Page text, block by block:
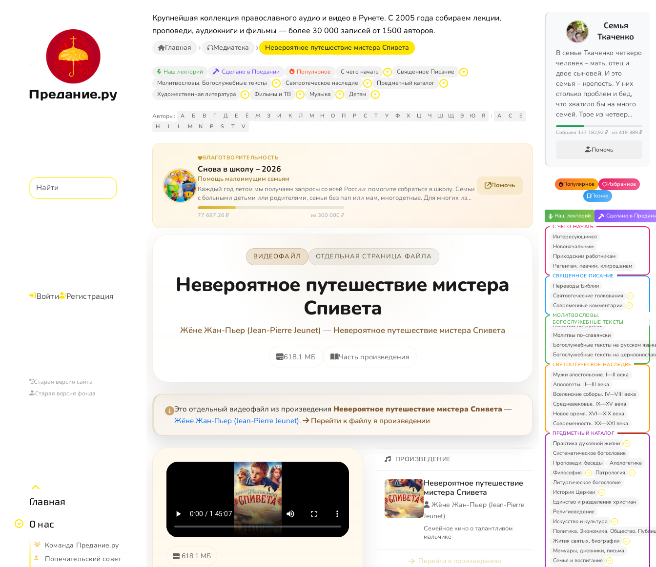
Предание.ру
Войти Регистрация
Старая версия сайта
Старая версия фонда
Главная
О нас
Команда Предание.ру
Попечительский совет
Крупнейшая коллекция православного аудио и видео в Рунете. С 2005 года собираем лекции,
проповеди, аудиокниги и фильмы — более 30 000 записей от 1500 авторов.
Главная Медиатека Невероятное путешествие мистера Спивета
Наш лекторий Сделано в Предании Популярное С чего начать
Священное Писание
Молитвословы. Богослужебные тексты
Святоотеческое наследие
Предметный каталог
Художественная литература
Фильмы и ТВ Музыка Детям
Авторы: А Б В Г Д Е Ё Ж З И К Л М Н О П Р С Т У Ф Х Ц Ч Ш Щ Э Ю Я | A C
E
H
I L M N P S T V
БЛАГОТВОРИТЕЛЬНОСТЬ
Снова в школу – 2026
Помощь малоимущим семьям
Каждый год летом мы получаем запросы со всей России: помогите собраться в школу. Семьи
с больными детьми или родителями, семьи без пап или мам, многодетные. Для многих из
них покуп…
77 687,26 ₽ из 300 000 ₽
Помочь
ВИДЕОФАЙЛ ОТДЕЛЬНАЯ СТРАНИЦА ФАЙЛА
Невероятное путешествие мистера
Спивета
Жёне Жан-Пьер (Jean-Pierre Jeunet) — Невероятное путешествие мистера Спивета
618.1 МБ Часть произведения
Это отдельный видеофайл из произведения Невероятное путешествие мистера Спивета —
Жёне Жан-Пьер (Jean-Pierre Jeunet). Перейти к файлу в произведении
618.1 МБ
ПРОИЗВЕДЕНИЕ
Невероятное путешествие
мистера Спивета
Жёне Жан-Пьер (Jean-Pierre
Jeunet)
Семейное кино о талантливом
мальчике
Перейти к произведению
Семья
Ткаченко
В семье Ткаченко четверо
человек – мать, отец и
двое сыновей. И это
семья – крепость. У них
столько проблем и бед,
что хватило бы на много
семей. Трое из четвер…
Собрано 137 182,92 ₽ из 419 389 ₽
Помочь
Популярное
Избранное
Позже
Наш лекторий Сделано в
С ЧЕГО НАЧАТЬ
Интересующимся
Новоначальным
Приходским работникам
Регентам, певчим, клирошанам
СВЯЩЕННОЕ ПИСАНИЕ
Переводы Библии
Святоотеческие толкования
Современные комментарии
МОЛИТВОСЛОВЫ.
БОГОСЛУЖЕБНЫЕ ТЕКСТЫ
Молитвы по-русски
Молитвы по-славянски
Богослужебные тексты на русском
Богослужебные тексты на
СВЯТООТЕЧЕСКОЕ НАСЛЕДИЕ
Мужи апостольские. I—II века
Апологеты. II—III века
Вселенские соборы. IV—VIII века
Средневековье. IX—XV века
Новое время. XVI—XIX века
Современность. XX—XXI века
ПРЕДМЕТНЫЙ КАТАЛОГ
Практика духовной жизни
Систематическое богословие
Проповеди, беседы
Апологетика
Философия
Патрология
Литургическое богословие
История Церкви
Единство и разделения христиан
Религиоведение
Искусство и культура
Политика. Экономика. Общество.
Жития святых, биографии
Мемуары, дневники, письма
Семья и воспитание